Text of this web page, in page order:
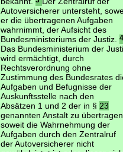
Autoversicherer untersteht,
er die übertragenen Aufgaben
wahrnimmt, der Aufsicht des
Bundesministeriums der Justiz.
Das Bundesministerium der
wird ermächtigt, durch
Rechtsverordnung ohne
Zustimmung des Bundesrates
Aufgaben und Befugnisse der
Auskunftsstelle nach den
Absätzen 1 und 2 der in § 23
genannten Anstalt zu
soweit die Wahrnehmung der
Aufgaben durch den Zentralruf
der Autoversicherer nicht